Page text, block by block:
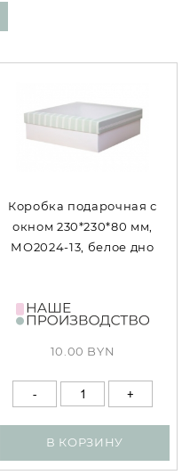
Коробка подарочная с
окном 230*230*80 мм,
МО2024-13, белое дно
10.00 BYN
В КОРЗИНУ